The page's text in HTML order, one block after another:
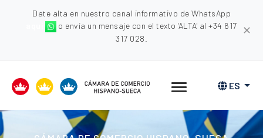
Date alta en nuestro canal informativo de WhatsApp
o envia un mensaje con el texto 'ALTA' al +34 617
317 028.
✕
ES